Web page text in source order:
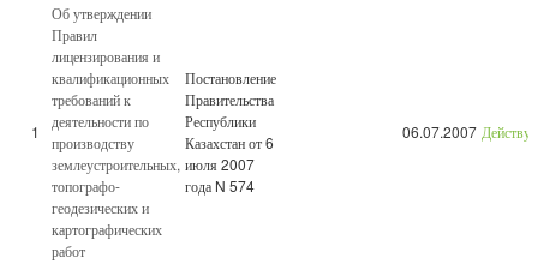
1
Об утверждении
Правил
лицензирования и
квалификационных
требований к
деятельности по
производству
землеустроительных,
топографо-
геодезических и
картографических
работ
Постановление
Правительства
Республики
Казахстан от 6
июля 2007
года N 574
06.07.2007